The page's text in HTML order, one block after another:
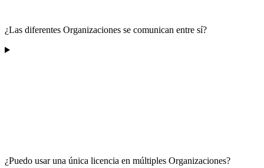
¿Las diferentes Organizaciones se comunican entre sí?
¿Puedo usar una única licencia en múltiples Organizaciones?